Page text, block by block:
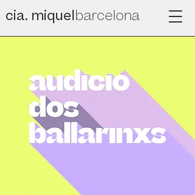
cia. miquelbarcelona